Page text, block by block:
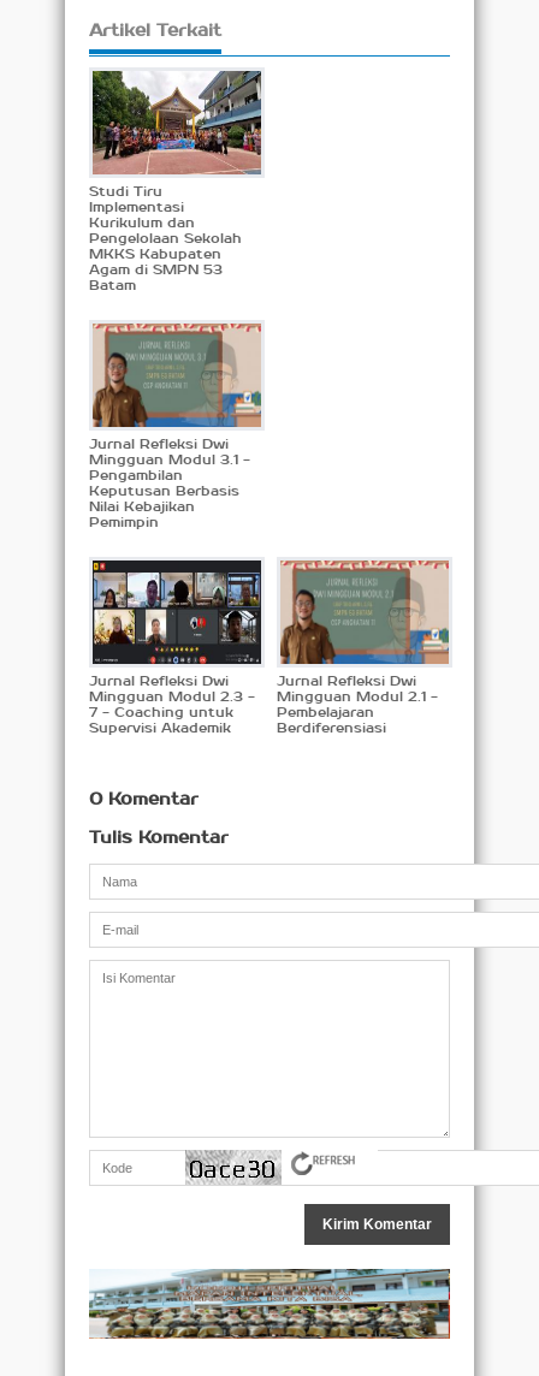
Artikel Terkait
Studi Tiru
Implementasi
Kurikulum dan
Pengelolaan Sekolah
MKKS Kabupaten
Agam di SMPN 53
Batam
Jurnal Refleksi Dwi
Mingguan Modul 3.1 -
Pengambilan
Keputusan Berbasis
Nilai Kebajikan
Pemimpin
Jurnal Refleksi Dwi
Mingguan Modul 2.3 -
7 - Coaching untuk
Supervisi Akademik
Jurnal Refleksi Dwi
Mingguan Modul 2.1 -
Pembelajaran
Berdiferensiasi
0 Komentar
Tulis Komentar